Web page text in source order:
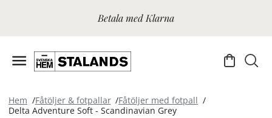
Betala med Klarna
Hem Fåtöljer & fotpallar
Fåtöljer med fotpall
Delta Adventure Soft - Scandinavian Grey